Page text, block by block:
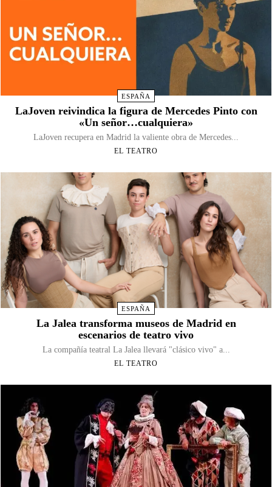
ESPAÑA
LaJoven reivindica la figura de Mercedes Pinto con
«Un señor…cualquiera»
LaJoven recupera en Madrid la valiente obra de Mercedes...
EL TEATRO
ESPAÑA
La Jalea transforma museos de Madrid en
escenarios de teatro vivo
La compañía teatral La Jalea llevará "clásico vivo" a...
EL TEATRO